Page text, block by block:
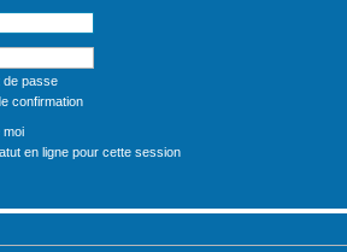
de passe
confirmation
moi
en ligne pour cette session